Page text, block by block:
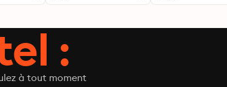
:
à tout moment